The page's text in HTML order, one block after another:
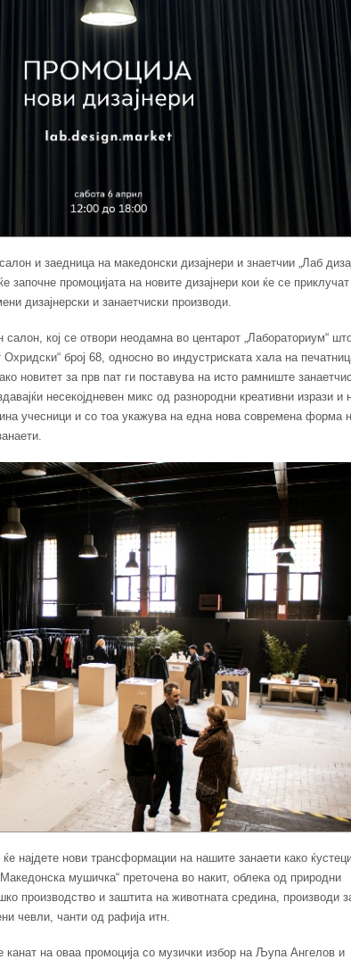
и заедница на македонски дизајнери и знаетчии „Лаб
започне промоцијата на новите дизајнери кои ќе се
дизајнерски и занаетчиски производи.
салон, кој се отвори неодамна во центарот „Лабораториум“
број 68, односно во индустриската хала на
новитет за прв пат ги поставува на исто рамниште
несекојдневен микс од разнородни креативни изрази и
учесници и со тоа укажува на една нова современа форма
најдете нови трансформации на нашите занаети како
мушичка“ преточена во накит, облека од природни
производство и заштита на животната средина, производи
чевли, чанти од рафија итн.
канат на оваа промоција со музички избор на Љупа Ангелов и